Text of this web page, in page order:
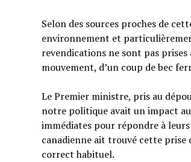
Selon des sources proches de
environnement et
revendications ne sont pas
mouvement, d’un coup de bec
Le Premier ministre, pris au
notre politique avait un impact
immédiates pour répondre à
canadienne ait trouvé cette
correct habituel.